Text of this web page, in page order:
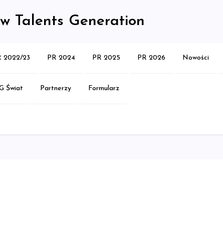
Talents Generation
2022/23 PR 2024 PR 2025 PR 2026 Nowości
Świat Partnerzy Formularz